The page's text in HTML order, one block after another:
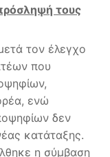
τους
τον έλεγχο
που
ενώ
δεν
κατάταξης.
η σύμβαση